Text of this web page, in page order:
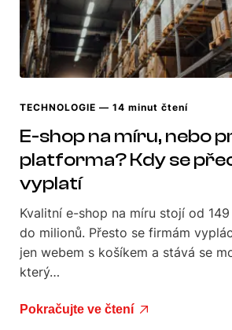
TECHNOLOGIE — 14 minut čtení
E-shop na míru, nebo
platforma? Kdy se
vyplatí
Kvalitní e-shop na míru stojí od
do milionů. Přesto se firmám
jen webem s košíkem a stává se
který…
Pokračujte ve čtení